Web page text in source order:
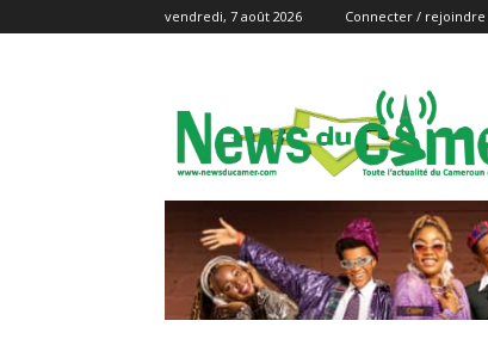
vendredi, 7 août 2026 Connecter / rejoindre